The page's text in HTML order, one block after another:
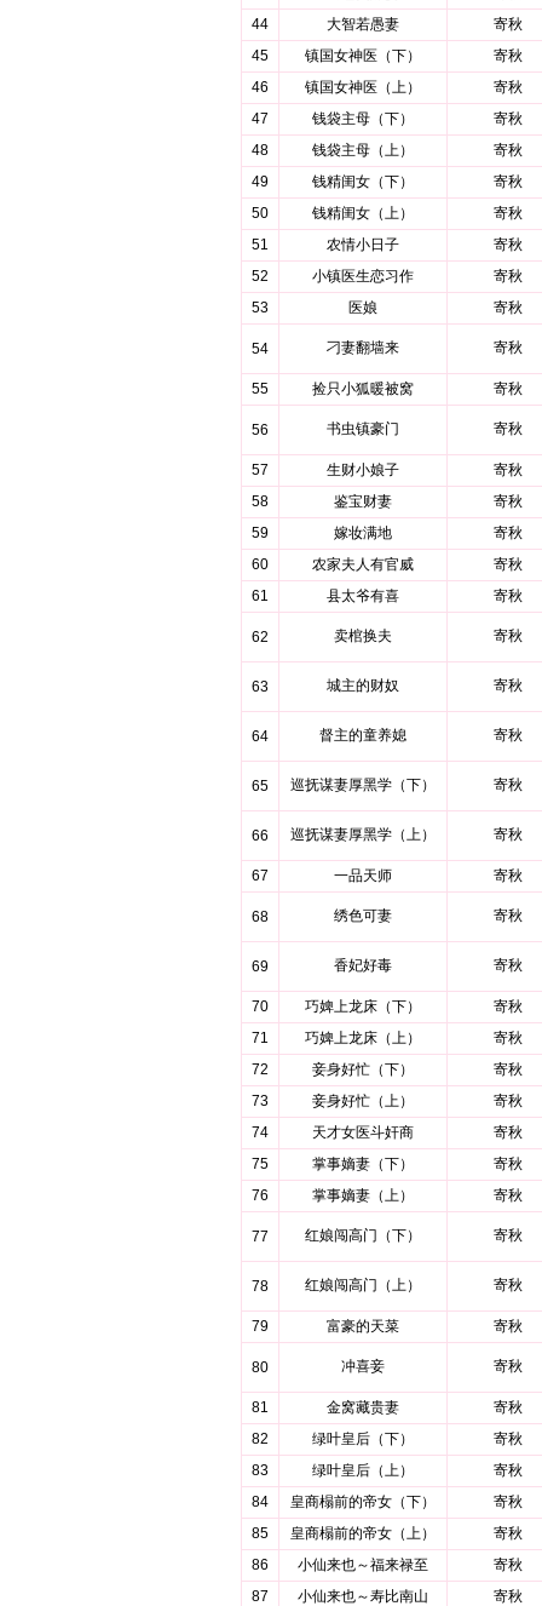
44
大智若愚妻
寄秋
45
镇国女神医（下）
寄秋
46
镇国女神医（上）
寄秋
47
钱袋主母（下）
寄秋
48
钱袋主母（上）
寄秋
49
钱精闺女（下）
寄秋
50
钱精闺女（上）
寄秋
51
农情小日子
寄秋
52
小镇医生恋习作
寄秋
53
医娘 寄秋
54 刁妻翻墙来 寄秋
55 捡只小狐暖被窝 寄秋
56 书虫镇豪门 寄秋
57 生财小娘子
寄秋
58
鉴宝财妻
寄秋
59
嫁妆满地
寄秋
60
农家夫人有官威
寄秋
61
县太爷有喜 寄秋
62 卖棺换夫 寄秋
63 城主的财奴 寄秋
64 督主的童养媳 寄秋
65 巡抚谋妻厚黑学（下） 寄秋
66 巡抚谋妻厚黑学（上） 寄秋
67 一品天师 寄秋
68 绣色可妻 寄秋
69 香妃好毒 寄秋
70 巧婢上龙床（下）
寄秋
71
巧婢上龙床（上）
寄秋
72
妾身好忙（下）
寄秋
73
妾身好忙（上）
寄秋
74
天才女医斗奸商
寄秋
75
掌事嫡妻（下）
寄秋
76
掌事嫡妻（上） 寄秋
77 红娘闯高门（下） 寄秋
78 红娘闯高门（上） 寄秋
79 富豪的天菜 寄秋
80 冲喜妾 寄秋
81 金窝藏贵妻
寄秋
82
绿叶皇后（下）
寄秋
83
绿叶皇后（上）
寄秋
84
皇商榻前的帝女（下）
寄秋
85
皇商榻前的帝女（上）
寄秋
86
小仙来也～福来禄至
寄秋
87
小仙来也～寿比南山
寄秋